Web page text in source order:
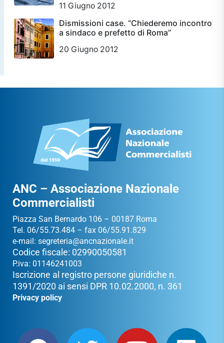
11 Giugno 2012
Dismissioni case. “Chiederemo incontro
a sindaco e prefetto di Roma”
20 Giugno 2012
ANC – Associazione Nazionale
Commercialisti
Piazza San Bernardo 106 – 00187 Roma
Tel. 06/55.73.484 – fax 06/55.91.829
e-mail: segreteria@ancnazionale.it
Codice fiscale: 02990050581
P.iva: 01146241003
Iscrizione al registro persone giuridiche n.
1391/2020 ai sensi DPR 10.02.2000, n. 361
Privacy policy